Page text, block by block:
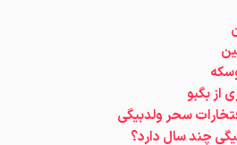
از بگبو
سحر ولدبیگی
چند سال دارد؟